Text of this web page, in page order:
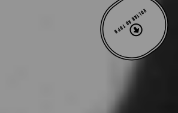
VOLTAR AO TOPO